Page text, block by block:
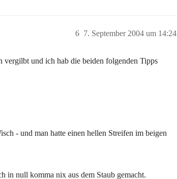
7. September 2004 um 14:24
6
und ich hab die beiden folgenden Tipps
- und man hatte einen hellen Streifen im beigen
in null komma nix aus dem Staub gemacht.